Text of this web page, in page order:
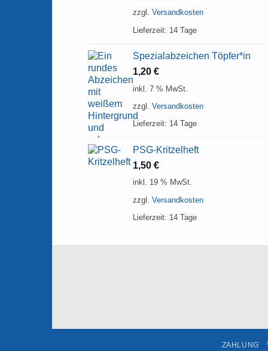
zzgl. Versandkosten
Lieferzeit: 14 Tage
Spezialabzeichen Töpfer*in
1,20 €
inkl. 7 % MwSt.
zzgl. Versandkosten
Lieferzeit: 14 Tage
PSG-Kritzelheft
1,50 €
inkl. 19 % MwSt.
zzgl. Versandkosten
Lieferzeit: 14 Tage
ZAHLUNG